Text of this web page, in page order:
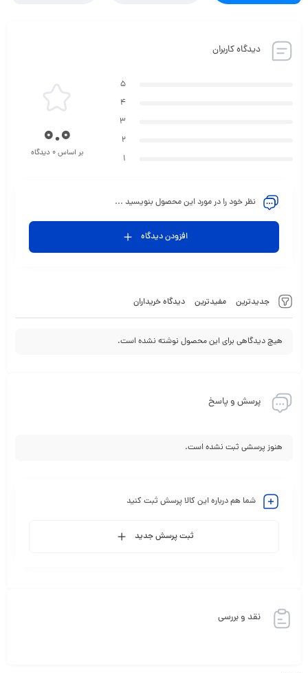
دیدگاه کاربران
جدیدترین مفیدترین دیدگاه خریداران
هیچ دیدگاهی برای این محصول نوشته نشده است.
5
4
3
2
1
0.0
بر اساس 0 دیدگاه
نظر خود را در مورد این محصول بنویسید ...
افزودن دیدگاه
پرسش و پاسخ
هنوز پرسشی ثبت نشده است.
شما هم درباره این کالا پرسش ثبت کنید
ثبت پرسش جدید
نقد و بررسی